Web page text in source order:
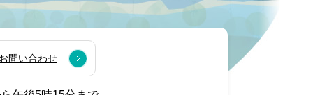
問い合わせ